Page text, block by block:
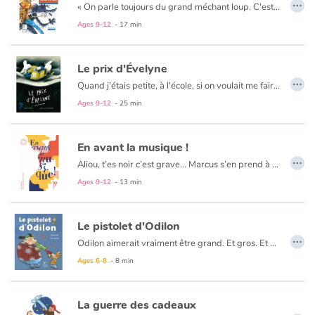
Catalogue anglais
Contraste +
Help
Family
Schools
Libraries
Videos & Tutorials
« On parle toujours du grand méchant loup. C'est bien gentil, mais moi, j'ai à vous parler de quelqu'un de bien plus méchant que le grand méchant loup... »
Et si Etienne vous dit que Lou Duclou est une vraie teigne, vous pouvez le croire : il est bien placé pour le savoir puisque cette horrible demoiselle a transformé sa classe en un véritable champ de bataille.
Ages 9-12 - 17 min
Le prix d'Évelyne
Quand j'étais petite, à l'école, si on voulait me faire pleurer, on me traitait de "négresse". Alors ça ne manquait pas, je fondais en larmes...
Ages 9-12 - 25 min
…
En avant la musique !
Aliou, t’es noir c’est grave… Marcus s’en prend à Aliou mais à l’école de la République, chaque élève a droit à la Liberté, l’Egalité et la Fraternité. Facile à dire mais à l’école il y a Marcus et sa bande...
Ages 9-12 - 13 min
…
Le pistolet d'Odilon
Odilon aimerait vraiment être grand. Et gros. Et costaud. Et même un peu méchant. Mais comment faire peur aux gens quand on est tout petit et vraiment trop mignon ?
Ages 6-8 - 8 min
…
La guerre des cadeaux